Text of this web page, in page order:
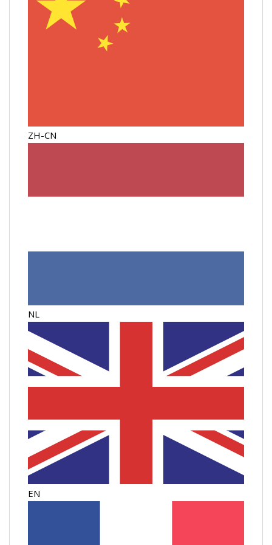
ZH-CN
NL
EN